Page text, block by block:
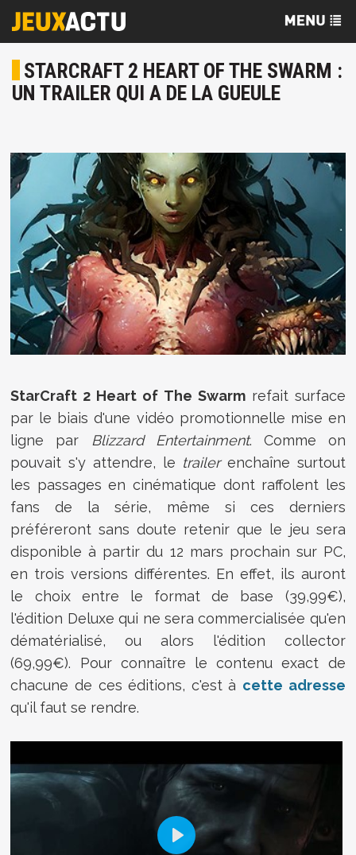
STARCRAFT 2 HEART OF THE SWARM :
UN TRAILER QUI A DE LA GUEULE
StarCraft 2 Heart of The Swarmrefait surface
par le biais d'une vidéo promotionnelle mise en
ligne par
Blizzard Entertainment. Comme on
pouvait s'y attendre, le trailerenchaîne surtout
les passages en cinématique dont raffolent les
fans de la série, même si ces derniers
préféreront sans doute retenir que le jeu sera
disponible à partir du 12 mars prochain sur PC,
en trois versions différentes. En effet, ils auront
le choix entre le format de base (39,99€),
l'édition Deluxe qui ne sera commercialisée qu'en
dématérialisé, ou alors l'édition collector
(69,99€). Pour connaître le contenu exact de
chacune de ces éditions, c'est à cette adresse
qu'il faut se rendre.